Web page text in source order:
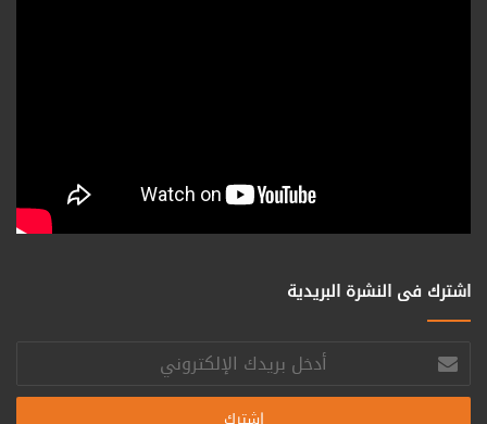
اشترك فى النشرة البريدية
أدخل
بريدك
الإلكتروني